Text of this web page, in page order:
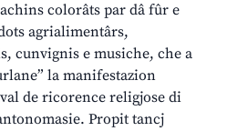
colorâts par dâ fûr e
agrialimentârs,
cunvignis e musiche, che a
la manifestazion
de ricorence religjose di
Propit tancj